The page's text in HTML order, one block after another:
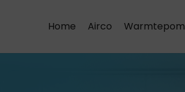
Home Airco